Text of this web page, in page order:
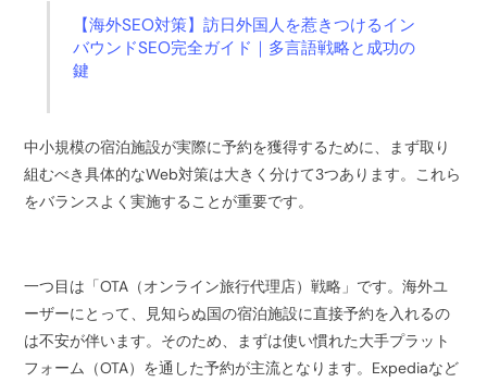
【海外SEO対策】訪日外国人を惹きつけるイン
バウンドSEO完全ガイド｜多言語戦略と成功の
鍵
中小規模の宿泊施設が実際に予約を獲得するために、まず取り
組むべき具体的なWeb対策は大きく分けて3つあります。これら
をバランスよく実施することが重要です。
一つ目は「OTA（オンライン旅行代理店）戦略」です。海外ユ
ーザーにとって、見知らぬ国の宿泊施設に直接予約を入れるの
は不安が伴います。そのため、まずは使い慣れた大手プラット
フォーム（OTA）を通した予約が主流となります。Expediaなど